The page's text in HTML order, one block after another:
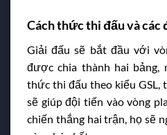
Cách thức thi đấu và các
Giải đấu sẽ bắt đầu với
được chia thành hai bảng,
thức thi đấu theo kiểu GSL,
sẽ giúp đội tiến vào vòng
chiến thắng hai trận, họ sẽ